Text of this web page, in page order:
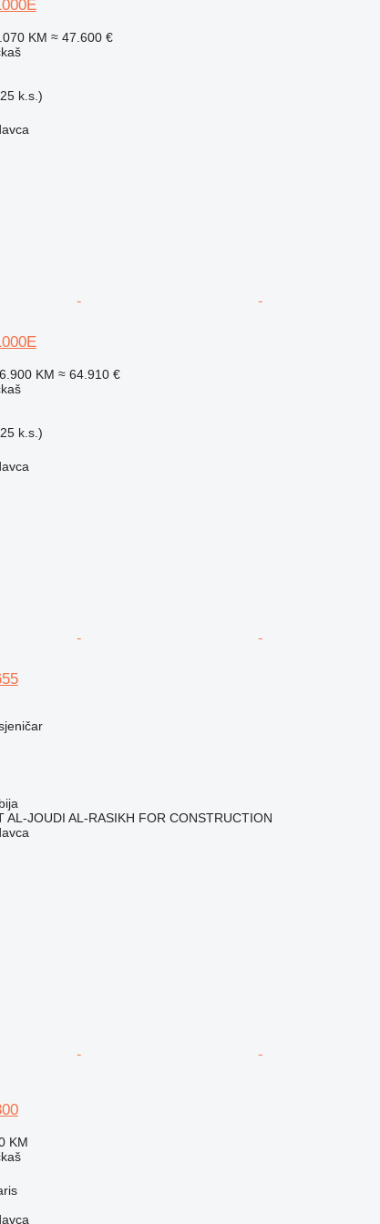
KM ≈ 47.600 €
k.s.)
KM ≈ 64.910 €
k.s.)
AL-JOUDI AL-RASIKH FOR CONSTRUCTION
KM